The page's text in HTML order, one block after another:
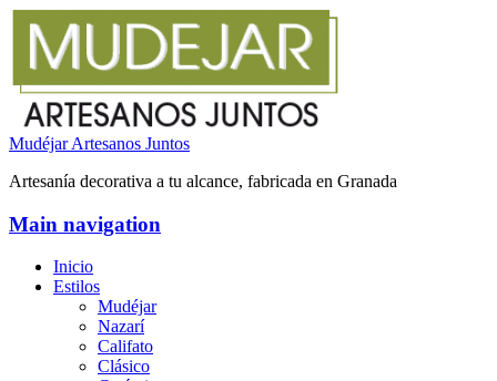
Mudéjar Artesanos Juntos
Artesanía decorativa a tu alcance, fabricada en Granada
Main navigation
Inicio
Estilos
Mudéjar
Nazarí
Califato
Clásico